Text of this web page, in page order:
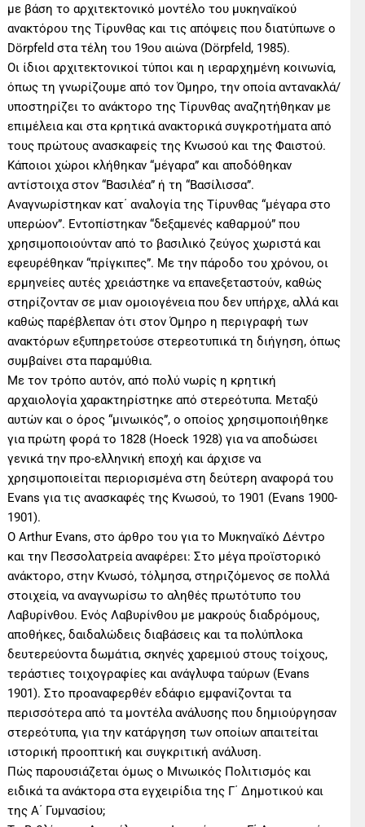
με βάση το αρχιτεκτονικό μοντέλο του μυκηναϊκού
ανακτόρου της Τίρυνθας και τις απόψεις που διατύπωνε ο
Dörpfeld στα τέλη του 19ου αιώνα (Dörpfeld, 1985).
Οι ίδιοι αρχιτεκτονικοί τύποι και η ιεραρχημένη κοινωνία,
όπως τη γνωρίζουμε από τον Όμηρο, την οποία αντανακλά/
υποστηρίζει το ανάκτορο της Τίρυνθας αναζητήθηκαν με
επιμέλεια και στα κρητικά ανακτορικά συγκροτήματα από
τους πρώτους ανασκαφείς της Κνωσού και της Φαιστού.
Κάποιοι χώροι κλήθηκαν “μέγαρα” και αποδόθηκαν
αντίστοιχα στον “Βασιλέα” ή τη “Βασίλισσα”.
Αναγνωρίστηκαν κατ΄ αναλογία της Τίρυνθας “μέγαρα στο
υπερώον”. Εντοπίστηκαν “δεξαμενές καθαρμού” που
χρησιμοποιούνταν από το βασιλικό ζεύγος χωριστά και
εφευρέθηκαν “πρίγκιπες”. Με την πάροδο του χρόνου, οι
ερμηνείες αυτές χρειάστηκε να επανεξεταστούν, καθώς
στηρίζονταν σε μιαν ομοιογένεια που δεν υπήρχε, αλλά και
καθώς παρέβλεπαν ότι στον Όμηρο η περιγραφή των
ανακτόρων εξυπηρετούσε στερεοτυπικά τη διήγηση, όπως
συμβαίνει στα παραμύθια.
Με τον τρόπο αυτόν, από πολύ νωρίς η κρητική
αρχαιολογία χαρακτηρίστηκε από στερεότυπα. Μεταξύ
αυτών και ο όρος “μινωικός”, ο οποίος χρησιμοποιήθηκε
για πρώτη φορά το 1828 (Hoeck 1928) για να αποδώσει
γενικά την προ-ελληνική εποχή και άρχισε να
χρησιμοποιείται περιορισμένα στη δεύτερη αναφορά του
Evans για τις ανασκαφές της Κνωσού, το 1901 (Evans 1900-
1901).
Ο Arthur Evans, στο άρθρο του για το Μυκηναϊκό Δέντρο
και την Πεσσολατρεία αναφέρει: Στο μέγα προϊστορικό
ανάκτορο, στην Κνωσό, τόλμησα, στηριζόμενος σε πολλά
στοιχεία, να αναγνωρίσω το αληθές πρωτότυπο του
Λαβυρίνθου. Ενός Λαβυρίνθου με μακρούς διαδρόμους,
αποθήκες, δαιδαλώδεις διαβάσεις και τα πολύπλοκα
δευτερεύοντα δωμάτια, σκηνές χαρεμιού στους τοίχους,
τεράστιες τοιχογραφίες και ανάγλυφα ταύρων (Evans
1901). Στο προαναφερθέν εδάφιο εμφανίζονται τα
περισσότερα από τα μοντέλα ανάλυσης που δημιούργησαν
στερεότυπα, για την κατάργηση των οποίων απαιτείται
ιστορική προοπτική και συγκριτική ανάλυση.
Πώς παρουσιάζεται όμως ο Μινωικός Πολιτισμός και
ειδικά τα ανάκτορα στα εγχειρίδια της Γ΄ Δημοτικού και
της Α΄ Γυμνασίου;